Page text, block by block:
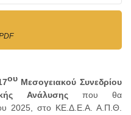
ουΜεσογειακού Συνεδρίου
Ανάλυσης που θα
2025, στο ΚΕ.Δ.Ε.Α. Α.Π.Θ.